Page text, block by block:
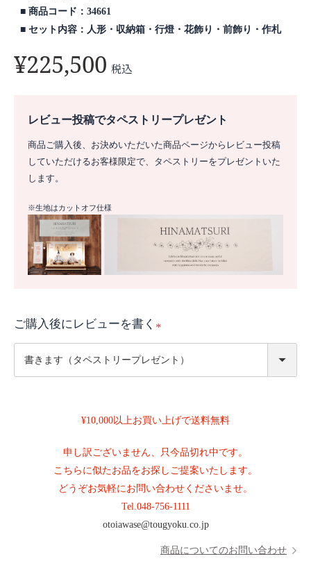
商品コード：34661
セット内容：人形・収納箱・行燈・花飾り・前飾り・作札
¥225,500 税込
レビュー投稿でタペストリープレゼント
商品ご購入後、お決めいただいた商品ページからレビュー投稿
していただけるお客様限定で、タペストリーをプレゼントいた
します。
※生地はカットオフ仕様
ご購入後にレビューを書く
¥10,000以上お買い上げで送料無料
申し訳ございません、只今品切れ中です。
こちらに似たお品をお探しご提案いたします。
どうぞお気軽にお問い合わせくださいませ。
Tel.048-756-1111
otoiawase@tougyoku.co.jp
商品についてのお問い合わせ